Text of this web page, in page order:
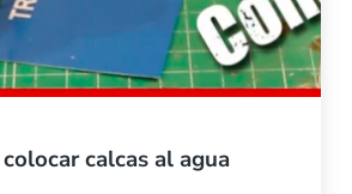
calcas al agua